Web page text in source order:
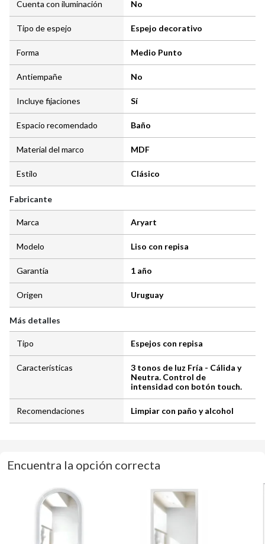
Cuenta con iluminación No
Tipo de espejo Espejo decorativo
Forma Medio Punto
Antiempañe No
Incluye fijaciones Sí
Espacio recomendado Baño
Material del marco MDF
Estilo Clásico
Fabricante
Marca Aryart
Modelo Liso con repisa
Garantía 1 año
Origen Uruguay
Más detalles
Tipo Espejos con repisa
Características
3 tonos de luz Fría - Cálida y
Neutra. Control de
intensidad con botón touch.
Recomendaciones Limpiar con paño y alcohol
Encuentra la opción correcta